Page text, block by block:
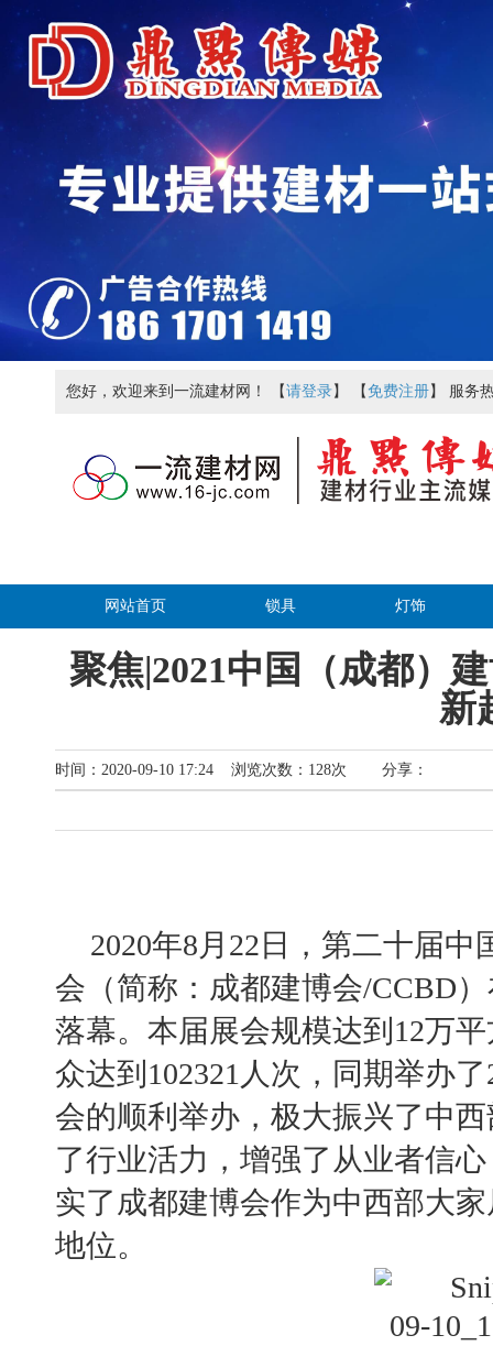
您好，欢迎来到一流建材网！ 【请登录】 【免费注册】 服务
网站首页 锁具 灯饰
聚焦|2021中国（成都）
新
时间：2020-09-10 17:24 浏览次数： 128次 分享：
2020年8月22日 ， 第二十届中
会（简称：成都建博会/CCBD
落幕。 本届展会规模达到 12万
众达到 102321人次 ， 同期举办了
会的顺利举办，极大振兴了中
了行业活力，增强了从业者信
实了成都建博会作为中西部大
地位。